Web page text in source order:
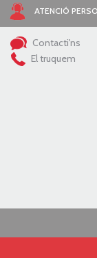
ATENCIÓ
Contacti'ns
El truquem